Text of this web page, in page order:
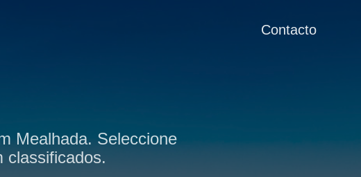
Contacto
Mealhada. Seleccione
classificados.